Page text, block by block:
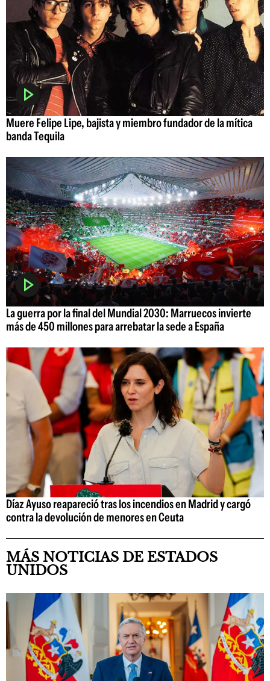
Muere Felipe Lipe, bajista y miembro fundador de la mítica
banda Tequila
La guerra por la final del Mundial 2030: Marruecos invierte
más de 450 millones para arrebatar la sede a España
Díaz Ayuso reapareció tras los incendios en Madrid y cargó
contra la devolución de menores en Ceuta
MÁS NOTICIAS DE ESTADOS
UNIDOS